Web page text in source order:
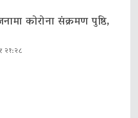
कोरोना संक्रमण पुष्ठि,
२१:२८